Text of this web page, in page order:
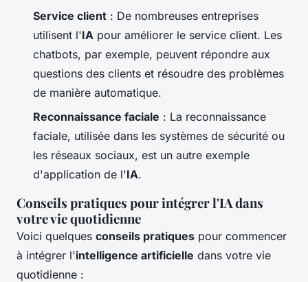
Service client : De nombreuses entreprises
utilisent l'IA pour améliorer le service client. Les
chatbots, par exemple, peuvent répondre aux
questions des clients et résoudre des problèmes
de manière automatique.
Reconnaissance faciale : La reconnaissance
faciale, utilisée dans les systèmes de sécurité ou
les réseaux sociaux, est un autre exemple
d'application de l'IA.
Conseils pratiques pour intégrer l'IA dans
votre vie quotidienne
Voici quelques conseils pratiques pour commencer
à intégrer l'intelligence artificielle dans votre vie
quotidienne :